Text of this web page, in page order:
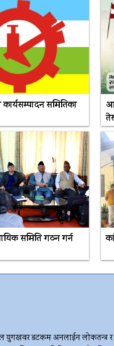
कार्यसम्पादन समितिका
समिति गठन गर्न
युगखवर डटकम अनलाईन लोकतन्त्र र